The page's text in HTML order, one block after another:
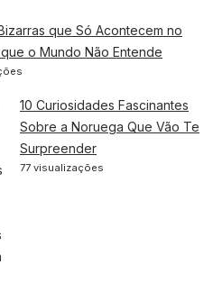
que Só Acontecem no
o Mundo Não Entende
10 Curiosidades Fascinantes
Sobre a Noruega Que Vão Te
Surpreender
77 visualizações